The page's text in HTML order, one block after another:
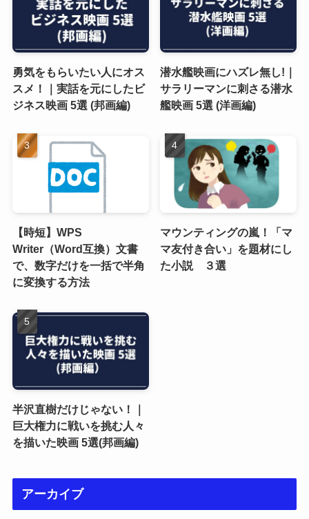
勇気をもらいたい人にオス
スメ！｜実話を元にしたビ
ジネス映画 5選 (邦画編)
潜水艦映画にハズレ無し!｜
サラリーマンに刺さる潜水
艦映画 5選 (洋画編)
【時短】WPS
Writer（Word互換）文書
で、数字だけを一括で半角
に変換する方法
マウンティングの嵐！「マ
マ友付き合い」を題材にし
た小説 ３選
半沢直樹だけじゃない！｜
巨大権力に戦いを挑む人々
を描いた映画 5選(邦画編)
アーカイブ